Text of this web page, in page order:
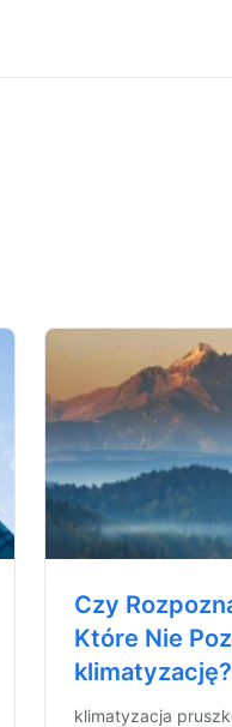
Czy
Które Nie
klimatyzację?
klimatyzacja